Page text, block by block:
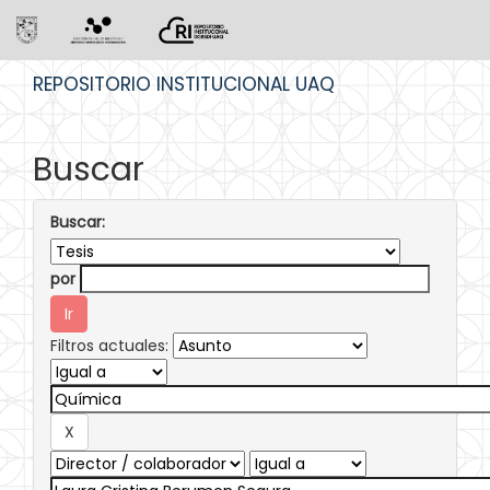
REPOSITORIO INSTITUCIONAL UAQ
Buscar
Buscar:
por
Filtros actuales: